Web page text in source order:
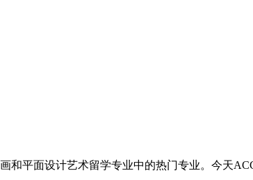
平面设计艺术留学专业中的热门专业。今天